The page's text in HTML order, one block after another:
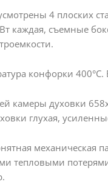
4 плоских
каждая, съемные
конфорки
камеры духовки
глухая,
механическая
тепловыми